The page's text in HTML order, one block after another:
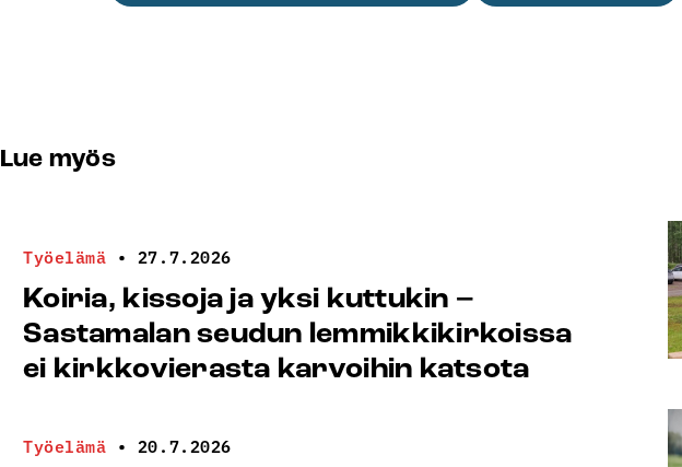
Lue myös
Työelämä • 27.7.2026
Koiria, kissoja ja yksi kuttukin –
Sastamalan seudun lemmikkikirkoissa
ei kirkkovierasta karvoihin katsota
Työelämä • 20.7.2026